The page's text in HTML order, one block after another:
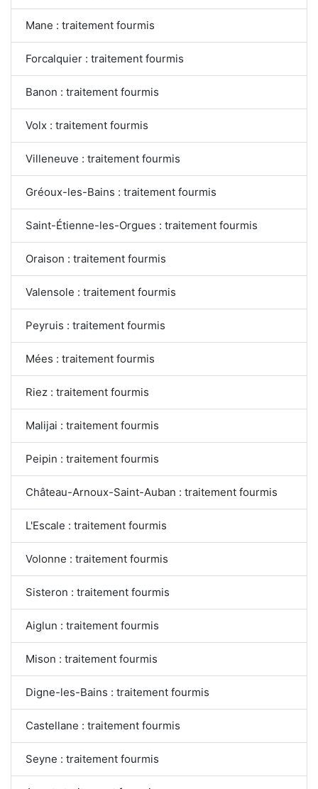
Mane : traitement fourmis
Forcalquier : traitement fourmis
Banon : traitement fourmis
Volx : traitement fourmis
Villeneuve : traitement fourmis
Gréoux-les-Bains : traitement fourmis
Saint-Étienne-les-Orgues : traitement fourmis
Oraison : traitement fourmis
Valensole : traitement fourmis
Peyruis : traitement fourmis
Mées : traitement fourmis
Riez : traitement fourmis
Malijai : traitement fourmis
Peipin : traitement fourmis
Château-Arnoux-Saint-Auban : traitement fourmis
L'Escale : traitement fourmis
Volonne : traitement fourmis
Sisteron : traitement fourmis
Aiglun : traitement fourmis
Mison : traitement fourmis
Digne-les-Bains : traitement fourmis
Castellane : traitement fourmis
Seyne : traitement fourmis